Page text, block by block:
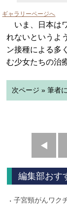
ギャラリーページへ
いま、日本は
れないというよ
ン接種による多
む少女たちの治
次ページ » 筆者
へ
編集部おす
子宮頸がんワク